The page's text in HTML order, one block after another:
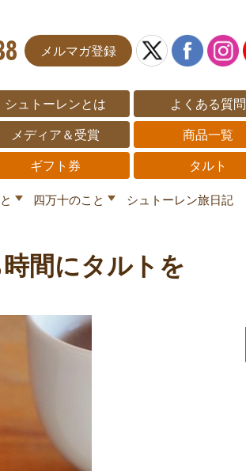
メルマガ登録
シュトーレンとは よくある質問
メディア＆受賞 商品一覧
ギフト券 タルト
四万十のこと シュトーレン旅日記
間にタルトを